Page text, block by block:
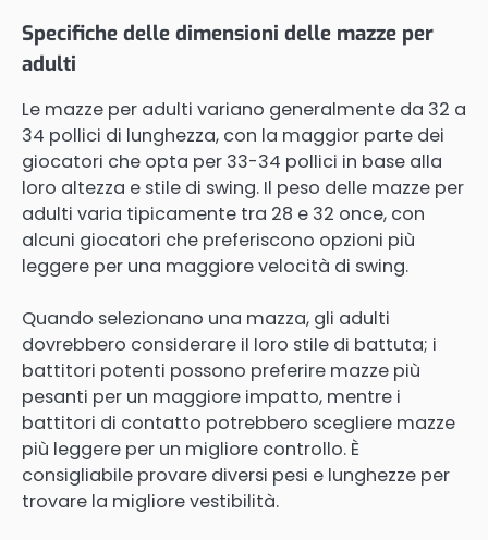
Specifiche delle dimensioni delle mazze per
adulti
Le mazze per adulti variano generalmente da 32 a
34 pollici di lunghezza, con la maggior parte dei
giocatori che opta per 33-34 pollici in base alla
loro altezza e stile di swing. Il peso delle mazze per
adulti varia tipicamente tra 28 e 32 once, con
alcuni giocatori che preferiscono opzioni più
leggere per una maggiore velocità di swing.
Quando selezionano una mazza, gli adulti
dovrebbero considerare il loro stile di battuta; i
battitori potenti possono preferire mazze più
pesanti per un maggiore impatto, mentre i
battitori di contatto potrebbero scegliere mazze
più leggere per un migliore controllo. È
consigliabile provare diversi pesi e lunghezze per
trovare la migliore vestibilità.